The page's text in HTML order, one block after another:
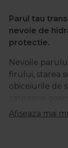
Parul tau
nevoie de
protectie.
Nevoile
firului, starea
obiceiurile de
create pentru
Afiseaza mai